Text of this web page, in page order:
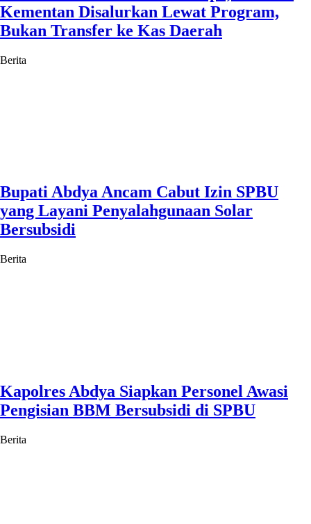
Kementan Disalurkan Lewat Program,
Bukan Transfer ke Kas Daerah
Berita
Bupati Abdya Ancam Cabut Izin SPBU
yang Layani Penyalahgunaan Solar
Bersubsidi
Berita
Kapolres Abdya Siapkan Personel Awasi
Pengisian BBM Bersubsidi di SPBU
Berita